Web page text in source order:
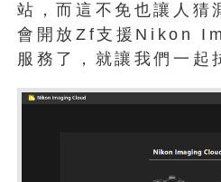
站，而這不免也讓人
會開放Zf支援Nikon
服務了，就讓我們一起